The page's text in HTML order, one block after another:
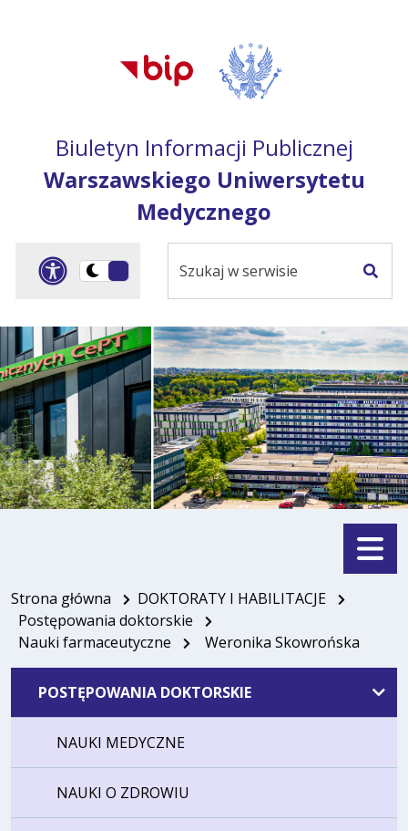
głównego menu
serwisu
Biuletyn Informacji Publicznej
Warszawskiego Uniwersytetu
Medycznego
Panel dostosowania
Przełącz
ciemną
serwisie
Menu
Strona główna
DOKTORATY I HABILITACJE
Postępowania doktorskie
Nauki farmaceutyczne
Weronika Skowrońska
POSTĘPOWANIA DOKTORSKIE
NAUKI MEDYCZNE
NAUKI O ZDROWIU